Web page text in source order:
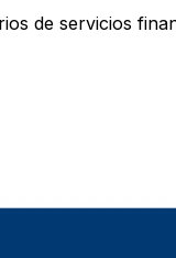
de servicios